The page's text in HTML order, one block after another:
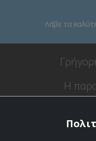
Λάβε τα
Η